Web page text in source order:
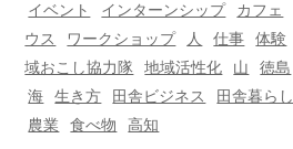
イベント インターンシップ カフェ
ウス
ワークショップ 人 仕事 体験
域おこし協力隊
地域活性化 山 徳島
海
生き方 田舎ビジネス 田舎暮らし
農業
食べ物 高知